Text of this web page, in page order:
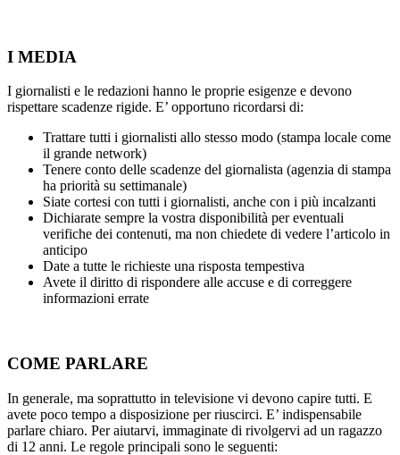
I MEDIA
I giornalisti e le redazioni hanno le proprie esigenze e devono
rispettare scadenze rigide. E’ opportuno ricordarsi di:
Trattare tutti i giornalisti allo stesso modo (stampa locale come
il grande network)
Tenere conto delle scadenze del giornalista (agenzia di stampa
ha priorità su settimanale)
Siate cortesi con tutti i giornalisti, anche con i più incalzanti
Dichiarate sempre la vostra disponibilità per eventuali
verifiche dei contenuti, ma non chiedete di vedere l’articolo in
anticipo
Date a tutte le richieste una risposta tempestiva
Avete il diritto di rispondere alle accuse e di correggere
informazioni errate
COME PARLARE
In generale, ma soprattutto in televisione vi devono capire tutti. E
avete poco tempo a disposizione per riuscirci. E’ indispensabile
parlare chiaro. Per aiutarvi, immaginate di rivolgervi ad un ragazzo
di 12 anni. Le regole principali sono le seguenti: